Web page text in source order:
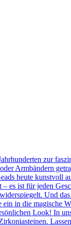
zur
Armbändern
heute kunstvoll
es ist für jeden
Und das
in die magische
Look! In